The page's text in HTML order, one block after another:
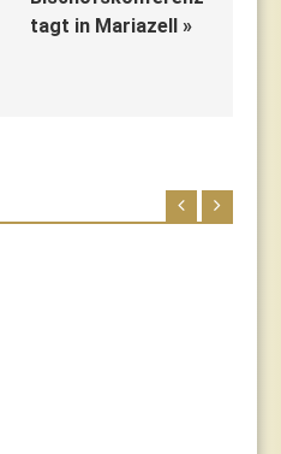
tagt in Mariazell »